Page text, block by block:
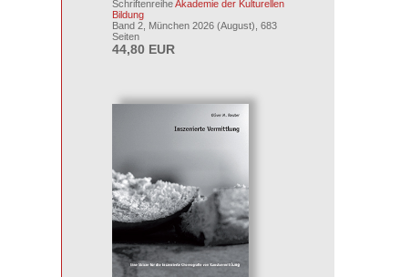
SchriftenreiheAkademie der Kulturellen
Bildung
Band 2, München 2026 (August), 683
Seiten
44,80 EUR